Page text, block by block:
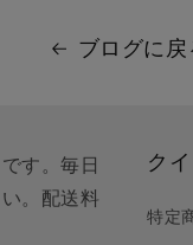
ブログに戻
す。毎日
。配送料
ク
特定